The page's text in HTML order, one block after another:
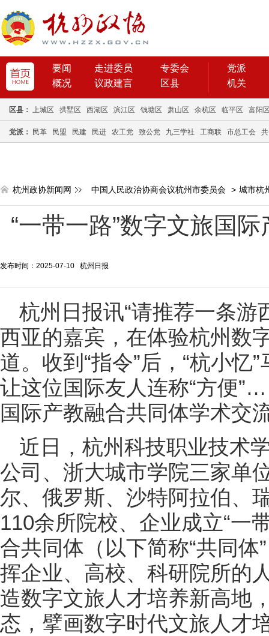
要闻 走进委员
专委会
概况
议政建言 区县
党派
机关
区县： 上城区 拱墅区 西湖区 滨江区 钱塘区 萧山区 余杭区 临平区 富阳
党派： 民革 民盟 民建 民进 农工党 致公党 九三学社 工商联 市总工会
杭州政协新闻网 中国人民政治协商会议杭州市委员会 > 城市杭
“一带一路”数字文旅国
发布时间：2025-07-10 杭州日报
杭州日报讯“请推荐一条游
西亚的嘉宾，在体验杭州数
道。收到“指令”后，“杭小忆
让这位国际友人连称“方便
国际产教融合共同体学术交
近日，杭州科技职业技术
公司、浙大城市学院三家单
尔、俄罗斯、沙特阿拉伯、
110余所院校、企业成立“一
合共同体（以下简称“共同
挥企业、高校、科研院所的
造数字文旅人才培养新高地
态，擘画数字时代文旅人才